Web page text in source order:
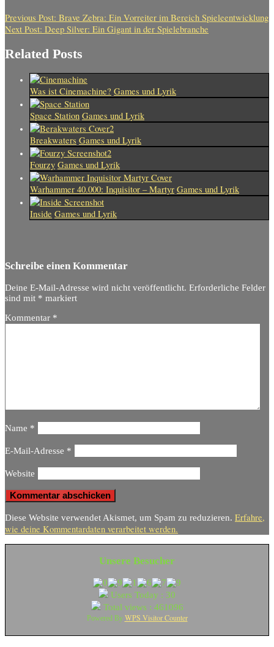
Previous Post: Brave Zebra: Ein Vorreiter im Bereich Spieleentwicklung
Next Post: Deep Silver: Ein Gigant in der Spielebranche
Related Posts
Was ist Cinemachine? Games und Lyrik
Space Station Games und Lyrik
Breakwaters Games und Lyrik
Fourzy Games und Lyrik
Warhammer 40.000: Inquisitor – Martyr Games und Lyrik
Inside Games und Lyrik
Schreibe einen Kommentar
Deine E-Mail-Adresse wird nicht veröffentlicht. Erforderliche Felder
sind mit * markiert
Kommentar *
Name *
E-Mail-Adresse *
Website
Diese Website verwendet Akismet, um Spam zu reduzieren. Erfahre,
wie deine Kommentardaten verarbeitet werden.
Unsere Besucher
Users Today : 30
Total views : 461096
Powered By WPS Visitor Counter